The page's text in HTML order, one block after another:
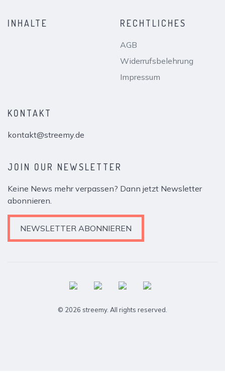
INHALTE RECHTLICHES
AGB
Widerrufsbelehrung
Impressum
KONTAKT
kontakt@streemy.de
JOIN OUR NEWSLETTER
Keine News mehr verpassen? Dann jetzt Newsletter
abonnieren.
NEWSLETTER ABONNIEREN
© 2026 streemy. All rights reserved.